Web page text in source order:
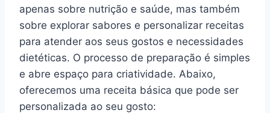
apenas sobre nutrição e saúde, mas também
sobre explorar sabores e personalizar receitas
para atender aos seus gostos e necessidades
dietéticas. O processo de preparação é simples
e abre espaço para criatividade. Abaixo,
oferecemos uma receita básica que pode ser
personalizada ao seu gosto: